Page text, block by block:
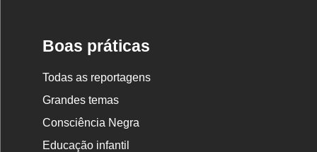
Boas práticas
Todas as reportagens
Grandes temas
Consciência Negra
Educação infantil